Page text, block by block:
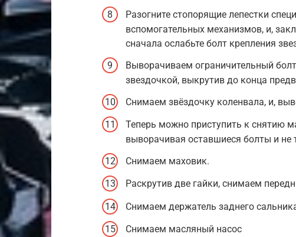
Разогните стопорящие лепестки
вспомогательных механизмов, и,
сначала ослабьте болт крепления
Выворачиваем ограничительный
звездочкой, выкрутив до конца
Снимаем звёздочку коленвала, и,
Теперь можно приступить к снятию
выворачивая оставшиеся болты и не
Снимаем маховик.
Раскрутив две гайки, снимаем
Снимаем держатель заднего
Снимаем масляный насос